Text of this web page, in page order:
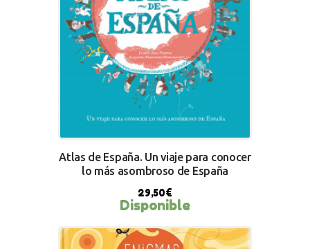
Atlas de España. Un viaje para conocer
lo más asombroso de España
29,50€
Disponible